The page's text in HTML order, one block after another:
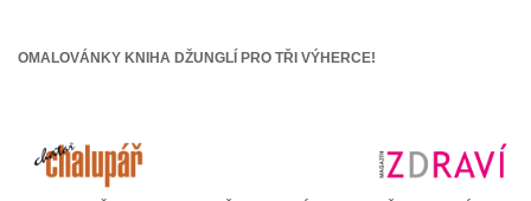
OMALOVÁNKY KNIHA DŽUNGLÍ PRO TŘI VÝHERCE!